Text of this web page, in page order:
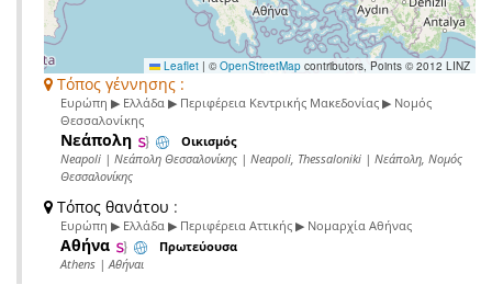
Leaflet | © OpenStreetMap contributors, Points © 2012 LINZ
Τόπος γέννησης :
Ευρώπη ▶ Ελλάδα ▶ Περιφέρεια Κεντρικής Μακεδονίας ▶ Νομός
Θεσσαλονίκης
Νεάπολη Οικισμός
Neapoli | Νεάπολη Θεσσαλονίκης | Neapoli, Thessaloniki | Νεάπολη, Νομός
Θεσσαλονίκης
Τόπος θανάτου :
Ευρώπη ▶ Ελλάδα ▶ Περιφέρεια Αττικής ▶ Νομαρχία Αθήνας
Αθήνα Πρωτεύουσα
Athens | Αθήναι